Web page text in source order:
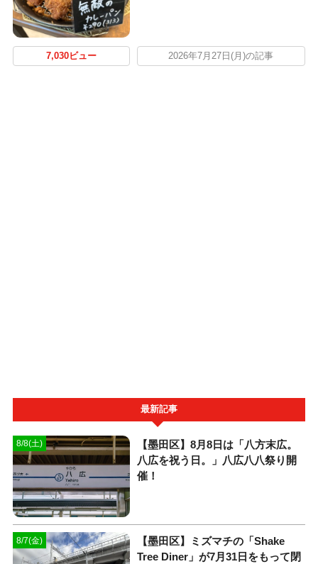
7,030ビュー 2026年7月27日(月)の記事
最新記事
8/8(土)
【墨田区】8月8日は「八方末広。
八広を祝う日。」八広八八祭り開
催！
8/7(金)
【墨田区】ミズマチの「Shake
Tree Diner」が7月31日をもって閉